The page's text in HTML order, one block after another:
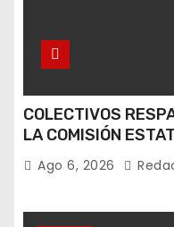
COLECTIVOS
LA COMISIÓN
PERSONAS.
Ago 6, 2026